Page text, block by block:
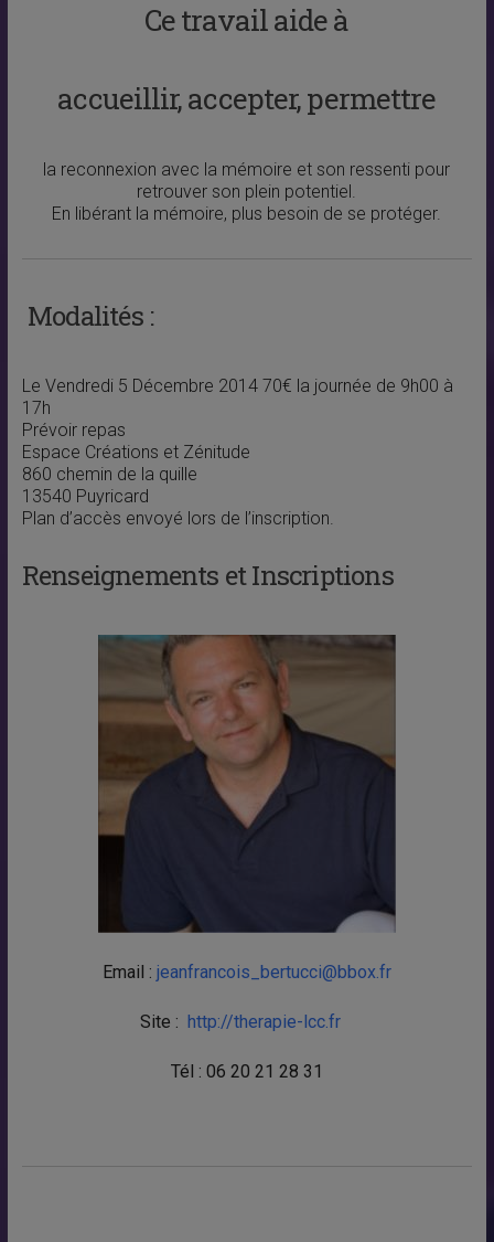
Ce travail aide à
accueillir, accepter, permettre
la reconnexion avec la mémoire et son ressenti pour
retrouver son plein potentiel.
En libérant la mémoire, plus besoin de se protéger.
Modalités :
Le Vendredi 5 Décembre 2014 70€ la journée de 9h00 à
17h
Prévoir repas
Espace Créations et Zénitude
860 chemin de la quille
13540 Puyricard
Plan d’accès envoyé lors de l’inscription.
Renseignements et Inscriptions
Email : jeanfrancois_bertucci@bbox.fr
Site : http://therapie-lcc.fr
Tél : 06 20 21 28 31